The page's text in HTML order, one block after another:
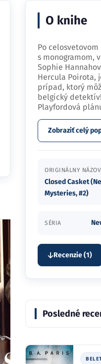
O knihe
Po
s monogramom,
Sophie
Hercula Poirota,
prípad, ktorý
belgický
Playfordová
Zobraziť celý
ORIGINÁLNY NÁZOV
Closed Casket
Mysteries, #2)
SÉRIA
Recenzie (1)
Posledné